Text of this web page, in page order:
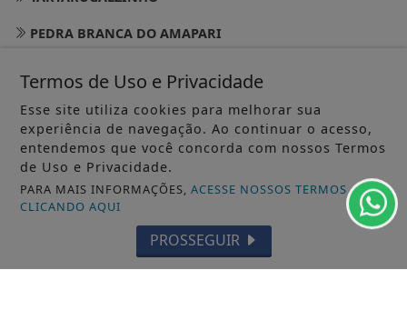
PEDRA BRANCA DO AMAPARI
CALÇOENE
AMAPÁ
CUTIAS
Termos de Uso e Privacidade
Esse site utiliza cookies para melhorar sua
experiência de navegação. Ao continuar o acesso,
entendemos que você concorda com nossos Termos
de Uso e Privacidade.
PARA MAIS INFORMAÇÕES,ACESSE NOSSOS TERMOS
CLICANDO AQUI
PROSSEGUIR